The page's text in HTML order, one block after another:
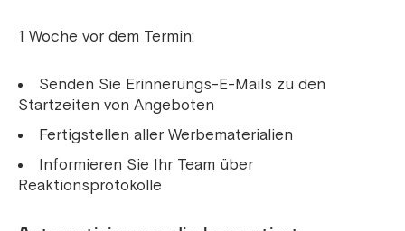
1 Woche vor dem Termin:
Senden Sie Erinnerungs-E-Mails zu den
Startzeiten von Angeboten
Fertigstellen aller Werbematerialien
Informieren Sie Ihr Team über
Reaktionsprotokolle